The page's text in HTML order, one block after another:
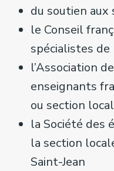
du soutien aux
le Conseil
spécialistes de
l’Association
enseignants
ou section
la Société des
la section
Saint-Jean